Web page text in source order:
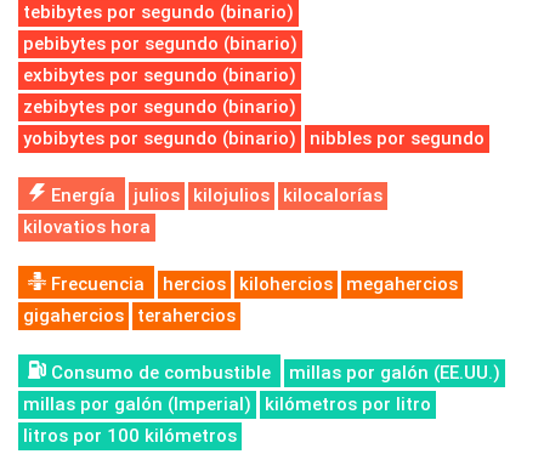
tebibytes por segundo (binario)
pebibytes por segundo (binario)
exbibytes por segundo (binario)
zebibytes por segundo (binario)
yobibytes por segundo (binario)
nibbles por segundo
Energía julios kilojulios
kilocalorías
kilovatios hora
Frecuencia hercios kilohercios
megahercios
gigahercios
terahercios
Consumo de combustible
millas por galón (EE.UU.)
millas por galón (Imperial)
kilómetros por litro
litros por 100 kilómetros